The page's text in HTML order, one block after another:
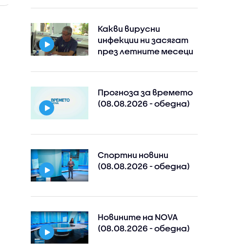
Какви вирусни
инфекции ни засягат
през летните месеци
Прогноза за времето
(08.08.2026 - обедна)
Спортни новини
(08.08.2026 - обедна)
Новините на NOVA
(08.08.2026 - обедна)